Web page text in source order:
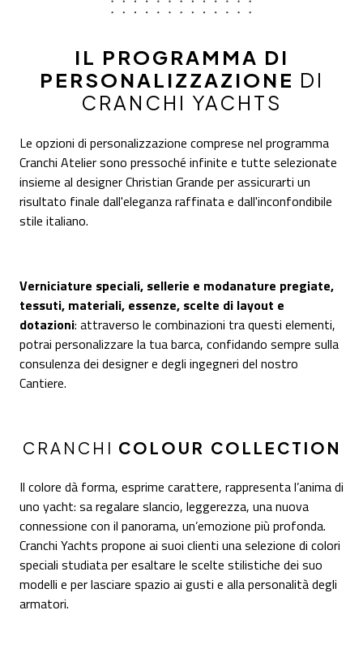
IL PROGRAMMA DI
PERSONALIZZAZIONE DI
CRANCHI YACHTS
Le opzioni di personalizzazione comprese nel programma
Cranchi Atelier sono pressoché infinite e tutte selezionate
insieme al designer Christian Grande per assicurarti un
risultato finale dall'eleganza raffinata e dall'inconfondibile
stile italiano.
Verniciature speciali, sellerie e modanature pregiate,
tessuti, materiali, essenze, scelte di layout e
dotazioni: attraverso le combinazioni tra questi elementi,
potrai personalizzare la tua barca, confidando sempre sulla
consulenza dei designer e degli ingegneri del nostro
Cantiere.
CRANCHI COLOUR COLLECTION
Il colore dà forma, esprime carattere, rappresenta l’anima di
uno yacht: sa regalare slancio, leggerezza, una nuova
connessione con il panorama, un’emozione più profonda.
Cranchi Yachts propone ai suoi clienti una selezione di colori
speciali studiata per esaltare le scelte stilistiche dei suo
modelli e per lasciare spazio ai gusti e alla personalità degli
armatori.